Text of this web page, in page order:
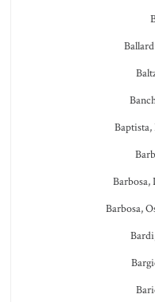
Barbosa,
Barbosa,